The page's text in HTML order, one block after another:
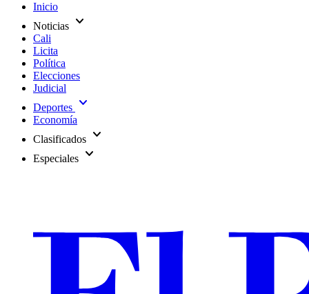
Inicio
Noticias expand_more
Cali
Licita
Política
Elecciones
Judicial
Deportes expand_more
Economía
Clasificados expand_more
Especiales expand_more